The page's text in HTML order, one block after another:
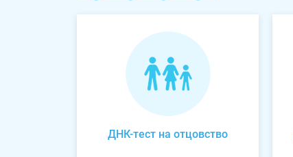
ДНК-тест на отцовство